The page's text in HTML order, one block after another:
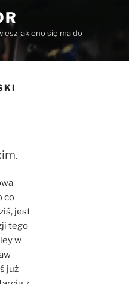
jak ono się ma do
co
jest
tego
w
już